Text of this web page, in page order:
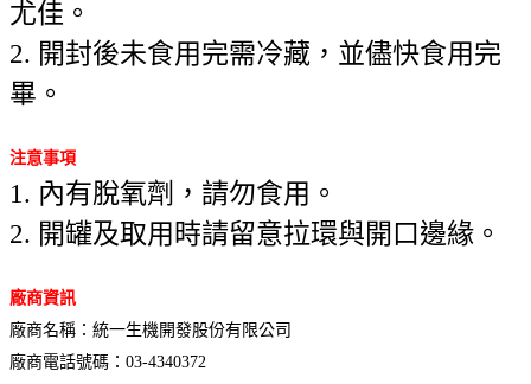
尤佳。
2. 開封後未食用完需冷藏，並儘快食用完
畢。
注意事項
1. 內有脫氧劑，請勿食用。
2. 開罐及取用時請留意拉環與開口邊緣。
廠商資訊
廠商名稱：統一生機開發股份有限公司
廠商電話號碼：03-4340372